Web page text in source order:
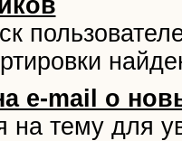
e-mail о
на тему для